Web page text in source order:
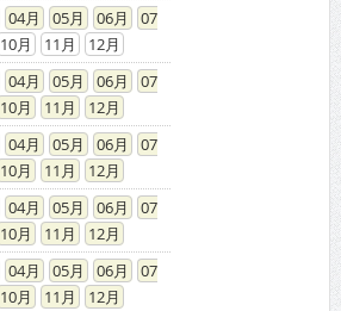
04 05 06
07
10 11
12
04 05 06
07
10 11
12
04 05 06
07
10 11
12
04 05 06
07
10 11
12
04 05 06
07
10 11
12